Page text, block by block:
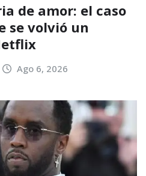
de amor: el caso
se volvió un
Ago 6, 2026